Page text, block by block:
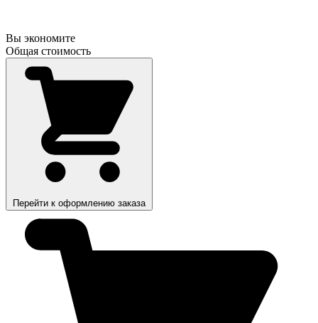
Вы экономите
Общая стоимость
Перейти к оформлению заказа